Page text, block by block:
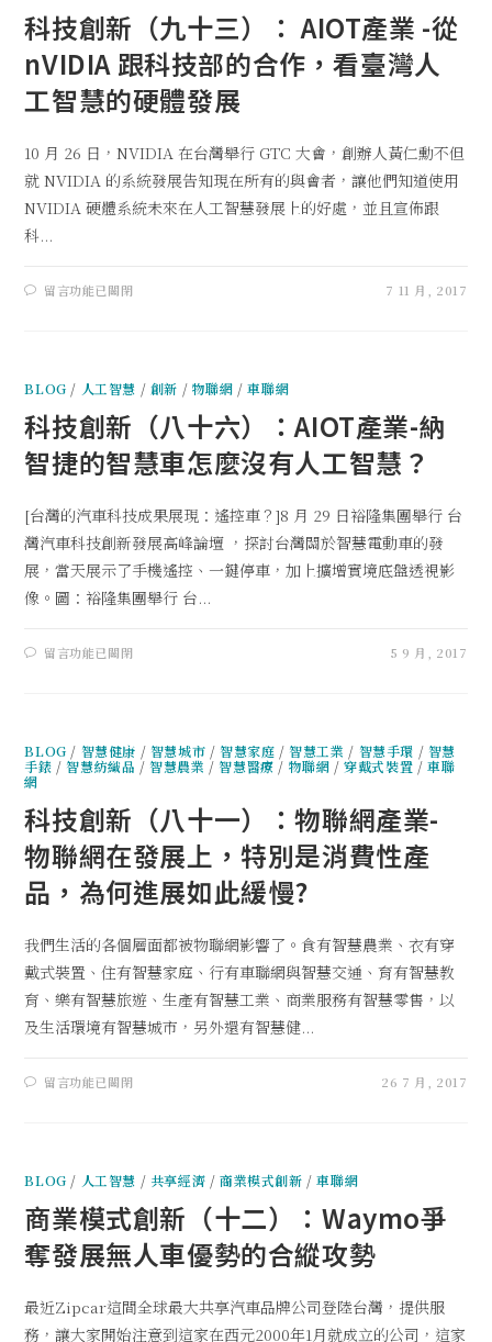
科技創新（九十三）： AIOT產業 -從
nVIDIA 跟科技部的合作，看臺灣人
工智慧的硬體發展
10 月 26 日，NVIDIA 在台灣舉行 GTC 大會，創辦人黃仁勳不但
就 NVIDIA 的系統發展告知現在所有的與會者，讓他們知道使用
NVIDIA 硬體系統未來在人工智慧發展上的好處，並且宣佈跟
科...
留言功能已關閉 7 11 月, 2017
BLOG / 人工智慧 / 創新 / 物聯網 /車聯網
科技創新（八十六）：AIOT產業-納
智捷的智慧車怎麼沒有人工智慧？
[台灣的汽車科技成果展現：遙控車？]8 月 29 日裕隆集團舉行 台
灣汽車科技創新發展高峰論壇 ，探討台灣關於智慧電動車的發
展，當天展示了手機遙控、一鍵停車，加上擴增實境底盤透視影
像。圖：裕隆集團舉行 台...
留言功能已關閉 5 9 月, 2017
BLOG / 智慧健康 / 智慧城市 /智慧家庭 /智慧工業 / 智慧手環 / 智慧
手錶 /智慧紡織品 /智慧農業 /智慧醫療 / 物聯網 /穿戴式裝置 /車聯
網
科技創新（八十一）：物聯網產業-
物聯網在發展上，特別是消費性產
品，為何進展如此緩慢?
我們生活的各個層面都被物聯網影響了。食有智慧農業、衣有穿
戴式裝置、住有智慧家庭、行有車聯網與智慧交通、育有智慧教
育、樂有智慧旅遊、生產有智慧工業、商業服務有智慧零售，以
及生活環境有智慧城市，另外還有智慧健...
留言功能已關閉 26 7 月, 2017
BLOG / 人工智慧 / 共享經濟 /商業模式創新 /車聯網
商業模式創新（十二）：Waymo爭
奪發展無人車優勢的合縱攻勢
最近Zipcar這間全球最大共享汽車品牌公司登陸台灣，提供服
務，讓大家開始注意到這家在西元2000年1月就成立的公司，這家